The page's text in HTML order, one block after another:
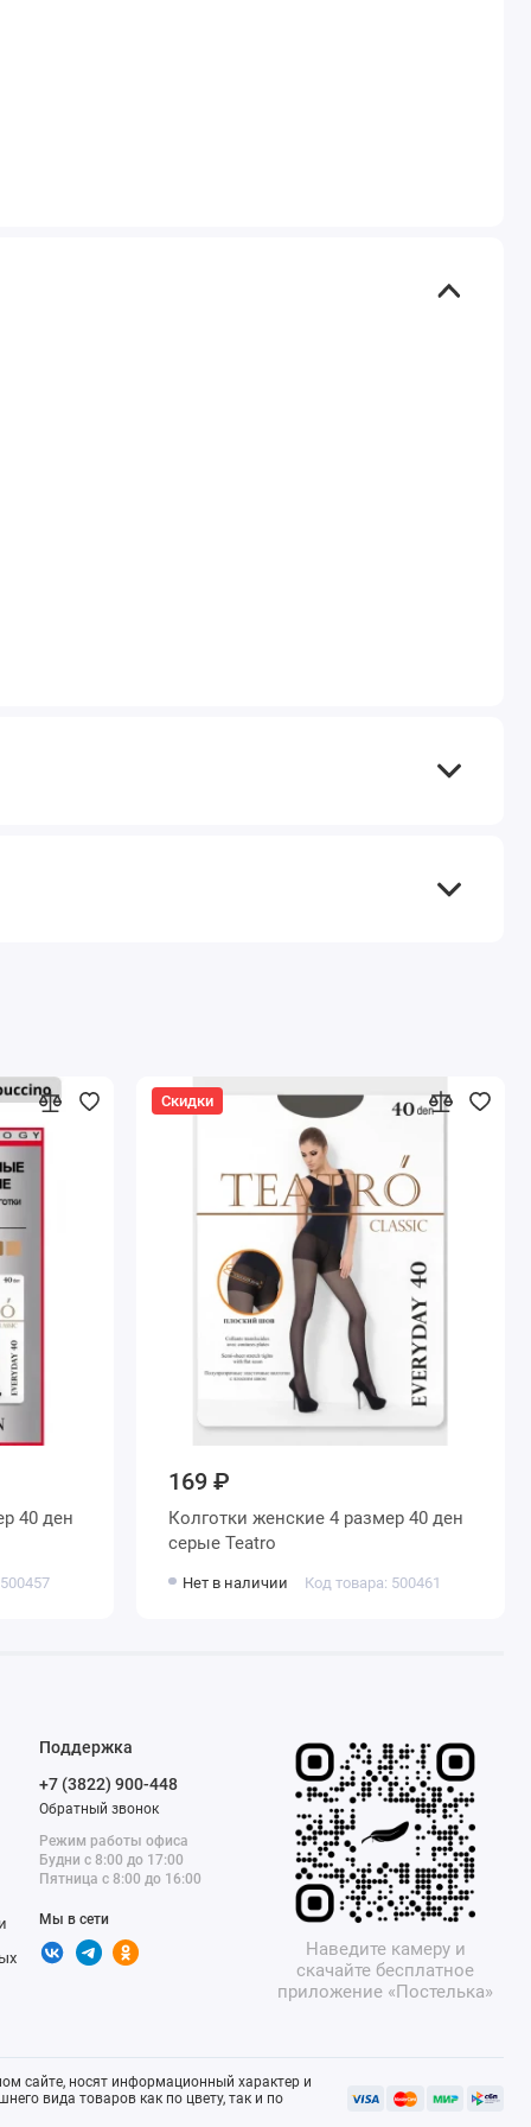
Скидки
169 ₽
Колготки женские 4 размер 40 ден
серые Teatro
Нет в наличии Код товара: 500461
Поддержка
+7 (3822) 900-448
Обратный звонок
Режим работы офиса
Будни с 8:00 до 17:00
Пятница с 8:00 до 16:00
Мы в сети
Наведите камеру и
скачайте бесплатное
приложение «Постелька»
сайте, носят информационный характер и
вида товаров как по цвету, так и по